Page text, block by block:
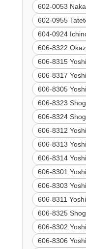
602-0053
602-0955
604-0924
606-8322
606-8315
606-8317
606-8305
606-8323
606-8324
606-8312
606-8313
606-8314
606-8301
606-8303
606-8311
606-8325
606-8302
606-8306